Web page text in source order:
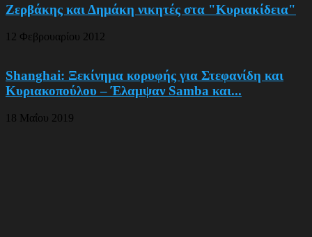
Ζερβάκης και Δημάκη νικητές στα "Κυριακίδεια"
12 Φεβρουαρίου 2012
Shanghai: Ξεκίνημα κορυφής για Στεφανίδη και
Κυριακοπούλου – Έλαμψαν Samba και...
18 Μαΐου 2019